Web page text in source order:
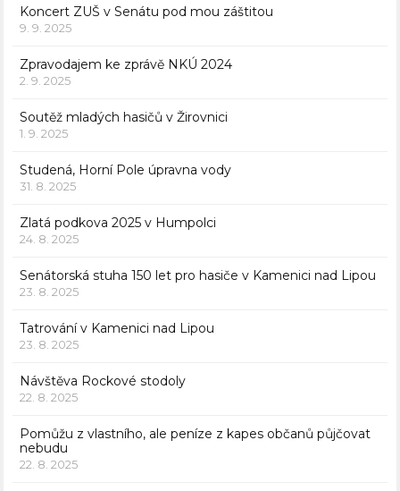
Koncert ZUŠ v Senátu pod mou záštitou
9. 9. 2025
Zpravodajem ke zprávě NKÚ 2024
2. 9. 2025
Soutěž mladých hasičů v Žirovnici
1. 9. 2025
Studená, Horní Pole úpravna vody
31. 8. 2025
Zlatá podkova 2025 v Humpolci
24. 8. 2025
Senátorská stuha 150 let pro hasiče v Kamenici nad Lipou
23. 8. 2025
Tatrování v Kamenici nad Lipou
23. 8. 2025
Návštěva Rockové stodoly
22. 8. 2025
Pomůžu z vlastního, ale peníze z kapes občanů půjčovat
nebudu
22. 8. 2025